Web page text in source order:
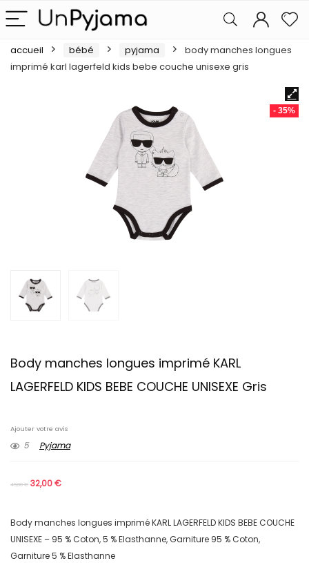
accueil bébé pyjama
body manches longues
imprimé karl lagerfeld kids bebe couche unisexe gris
- 35%
Body manches longues imprimé KARL
LAGERFELD KIDS BEBE COUCHE UNISEXE Gris
Ajouter votre avis
5 Pyjama
49,00€ 32,00€
Body manches longues imprimé KARL LAGERFELD KIDS BEBE COUCHE
UNISEXE – 95 % Coton, 5 % Elasthanne, Garniture 95 % Coton,
Garniture 5 % Elasthanne